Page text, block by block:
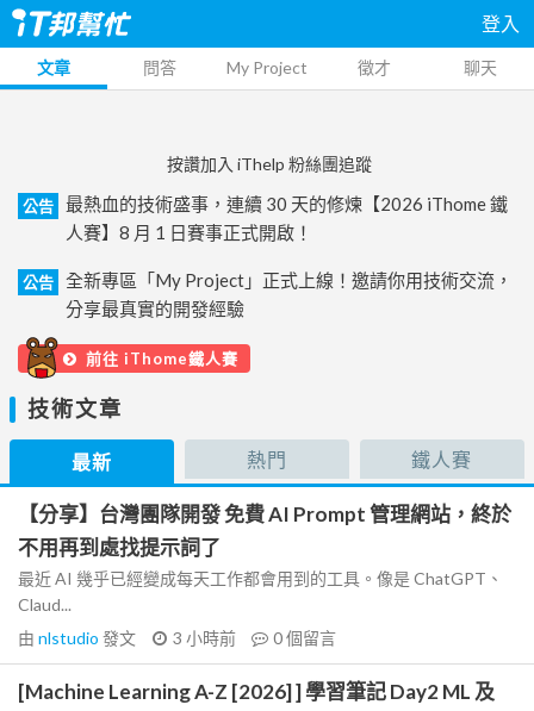
登入
文章 問答 My Project 徵才 聊天
按讚加入 iThelp 粉絲團追蹤
公告
最熱血的技術盛事，連續 30 天的修煉【2026 iThome 鐵
人賽】8 月 1 日賽事正式開啟！
公告
全新專區「My Project」正式上線！邀請你用技術交流，
分享最真實的開發經驗
前往 iThome鐵人賽
技術文章
最新 熱門 鐵人賽
【分享】台灣團隊開發 免費 AI Prompt 管理網站，終於
不用再到處找提示詞了
最近 AI 幾乎已經變成每天工作都會用到的工具。像是 ChatGPT、
Claud...
由 nlstudio 發文 3 小時前 0個留言
[Machine Learning A-Z [2026] ] 學習筆記 Day2 ML 及